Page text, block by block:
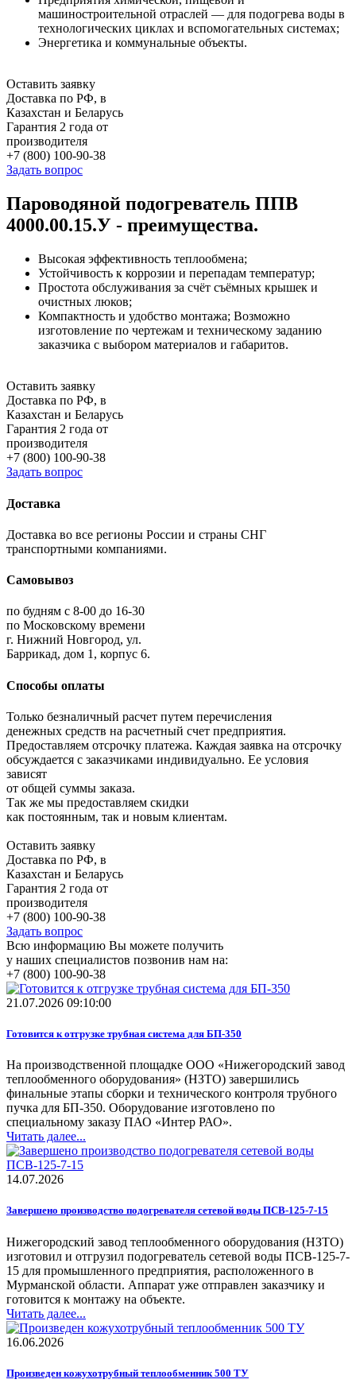
машиностроительной отраслей — для подогрева воды в
технологических циклах и вспомогательных системах;
Энергетика и коммунальные объекты.
Оставить заявку
Доставка по РФ, в
Казахстан и Беларусь
Гарантия 2 года от
производителя
+7 (800) 100-90-38
Задать вопрос
Пароводяной подогреватель ППВ
4000.00.15.У - преимущества.
Высокая эффективность теплообмена;
Устойчивость к коррозии и перепадам температур;
Простота обслуживания за счёт съёмных крышек и
очистных люков;
Компактность и удобство монтажа; Возможно
изготовление по чертежам и техническому заданию
заказчика с выбором материалов и габаритов.
Оставить заявку
Доставка по РФ, в
Казахстан и Беларусь
Гарантия 2 года от
производителя
+7 (800) 100-90-38
Задать вопрос
Доставка
Доставка во все регионы России и страны СНГ
транспортными компаниями.
Самовывоз
по будням с 8-00 до 16-30
по Московскому времени
г. Нижний Новгород, ул.
Баррикад, дом 1, корпус 6.
Способы оплаты
Только безналичный расчет путем перечисления
денежных средств на расчетный счет предприятия.
Предоставляем отсрочку платежа. Каждая заявка на отсрочку
обсуждается с заказчиками индивидуально. Ее условия
зависят
от общей суммы заказа.
Так же мы предоставляем скидки
как постоянным, так и новым клиентам.
Оставить заявку
Доставка по РФ, в
Казахстан и Беларусь
Гарантия 2 года от
производителя
+7 (800) 100-90-38
Задать вопрос
Всю информацию Вы можете получить
у наших специалистов позвонив нам на:
+7 (800) 100-90-38
21.07.2026 09:10:00
Готовится к отгрузке трубная система для БП-350
На производственной площадке ООО «Нижегородский завод
теплообменного оборудования» (НЗТО) завершились
финальные этапы сборки и технического контроля трубного
пучка для БП-350. Оборудование изготовлено по
специальному заказу ПАО «Интер РАО».
Читать далее...
14.07.2026
Завершено производство подогревателя сетевой воды ПСВ-125-7-15
Нижегородский завод теплообменного оборудования (НЗТО)
изготовил и отгрузил подогреватель сетевой воды ПСВ-125-7-
15 для промышленного предприятия, расположенного в
Мурманской области. Аппарат уже отправлен заказчику и
готовится к монтажу на объекте.
Читать далее...
16.06.2026
Произведен кожухотрубный теплообменник 500 ТУ